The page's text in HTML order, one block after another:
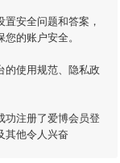
安全问题和答案，
的账户安全。
的使用规范、隐私政
功注册了爱博会员登
其他令人兴奋